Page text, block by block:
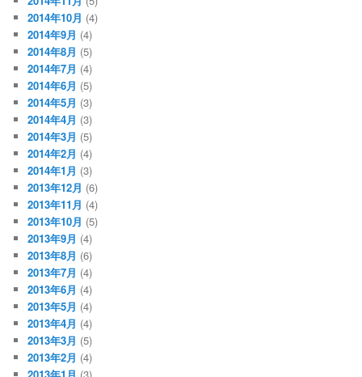
2014年10月 (4)
2014年9月 (4)
2014年8月 (5)
2014年7月 (4)
2014年6月 (5)
2014年5月 (3)
2014年4月 (3)
2014年3月 (5)
2014年2月 (4)
2014年1月 (3)
2013年12月 (6)
2013年11月 (4)
2013年10月 (5)
2013年9月 (4)
2013年8月 (6)
2013年7月 (4)
2013年6月 (4)
2013年5月 (4)
2013年4月 (4)
2013年3月 (5)
2013年2月 (4)
2013年1月 (3)